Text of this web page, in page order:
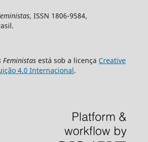
, ISSN 1806-9584,
Feministasestá sob a licença Creative
4.0 Internacional.